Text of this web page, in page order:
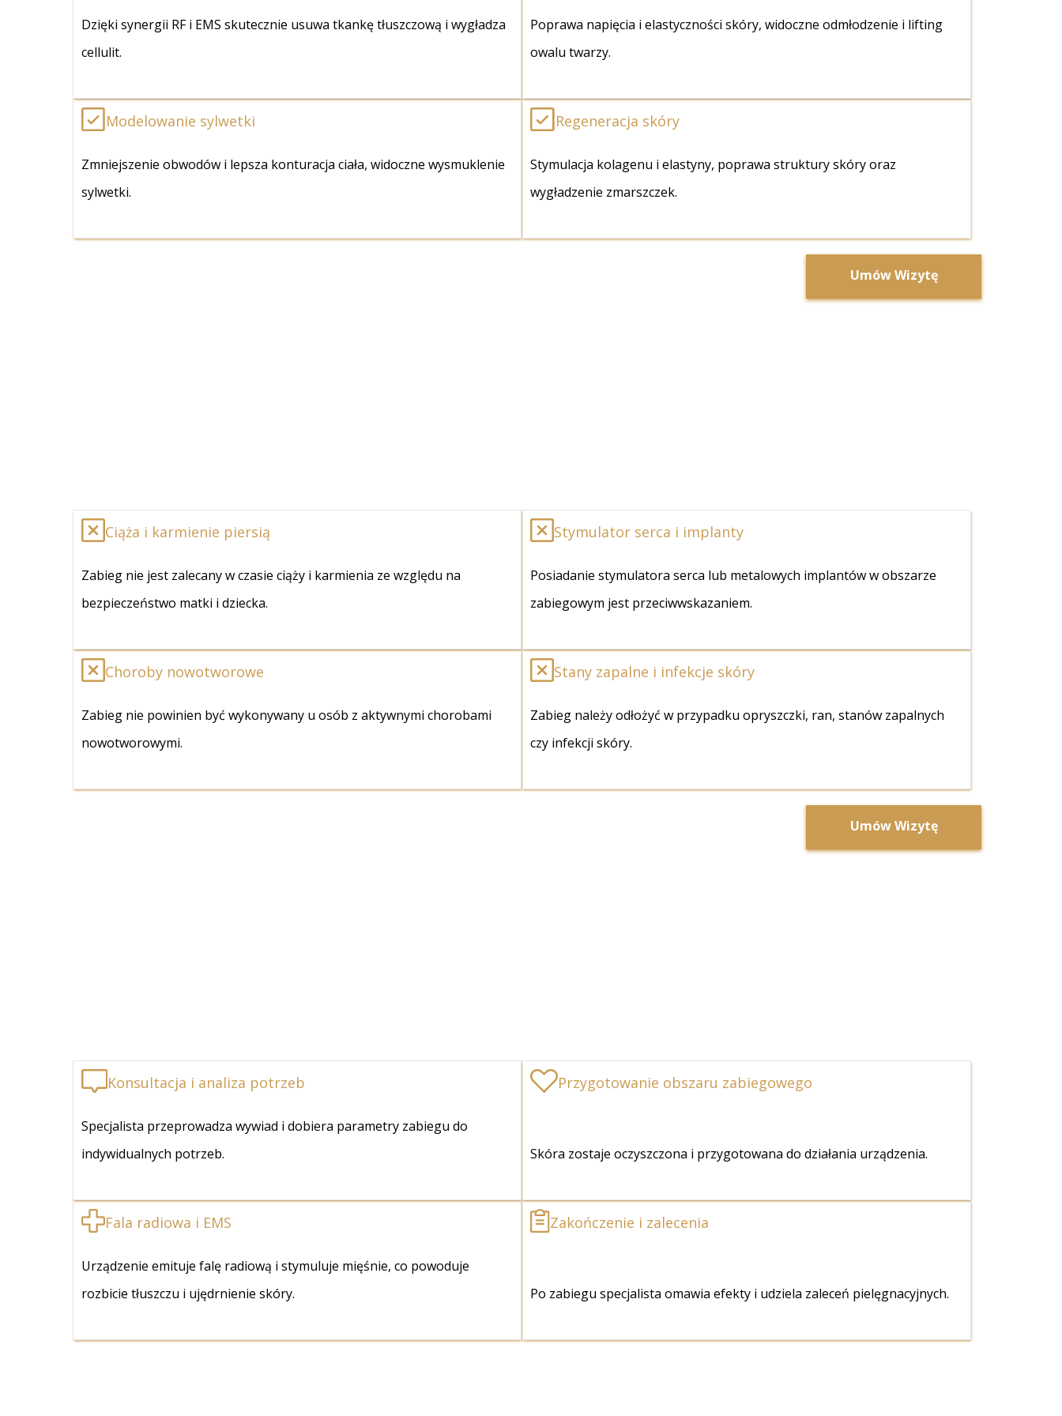
Dzięki synergii RF i EMS skutecznie usuwa tkankę tłuszczową i wygładza
cellulit.
Poprawa napięcia i elastyczności skóry, widoczne odmłodzenie i lifting
owalu twarzy.
Modelowanie sylwetki
Zmniejszenie obwodów i lepsza konturacja ciała, widoczne wysmuklenie
sylwetki.
Regeneracja skóry
Stymulacja kolagenu i elastyny, poprawa struktury skóry oraz
wygładzenie zmarszczek.
Umów Wizytę
Ciąża i karmienie piersią
Zabieg nie jest zalecany w czasie ciąży i karmienia ze względu na
bezpieczeństwo matki i dziecka.
Stymulator serca i implanty
Posiadanie stymulatora serca lub metalowych implantów w obszarze
zabiegowym jest przeciwwskazaniem.
Choroby nowotworowe
Zabieg nie powinien być wykonywany u osób z aktywnymi chorobami
nowotworowymi.
Stany zapalne i infekcje skóry
Zabieg należy odłożyć w przypadku opryszczki, ran, stanów zapalnych
czy infekcji skóry.
Umów Wizytę
Konsultacja i analiza potrzeb
Specjalista przeprowadza wywiad i dobiera parametry zabiegu do
indywidualnych potrzeb.
Przygotowanie obszaru zabiegowego
Skóra zostaje oczyszczona i przygotowana do działania urządzenia.
Fala radiowa i EMS
Urządzenie emituje falę radiową i stymuluje mięśnie, co powoduje
rozbicie tłuszczu i ujędrnienie skóry.
Zakończenie i zalecenia
Po zabiegu specjalista omawia efekty i udziela zaleceń pielęgnacyjnych.